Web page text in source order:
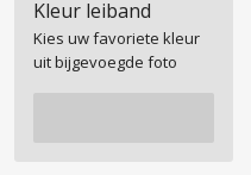
Kleur leiband
Kies uw favoriete kleur
uit bijgevoegde foto